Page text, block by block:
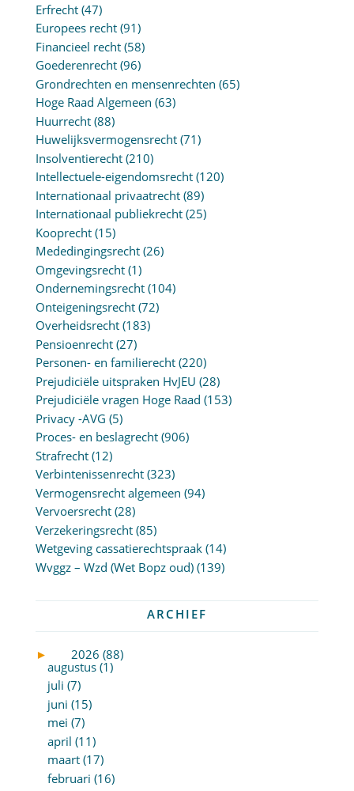
Erfrecht(47)
Europees recht(91)
Financieel recht(58)
Goederenrecht(96)
Grondrechten en mensenrechten (65)
Hoge Raad Algemeen (63)
Huurrecht(88)
Huwelijksvermogensrecht(71)
Insolventierecht(210)
Intellectuele-eigendomsrecht(120)
Internationaal privaatrecht(89)
Internationaal publiekrecht(25)
Kooprecht(15)
Mededingingsrecht(26)
Omgevingsrecht(1)
Ondernemingsrecht(104)
Onteigeningsrecht(72)
Overheidsrecht(183)
Pensioenrecht(27)
Personen- en familierecht(220)
Prejudiciële uitspraken HvJEU (28)
Prejudiciële vragen Hoge Raad (153)
Privacy -AVG (5)
Proces- en beslagrecht(906)
Strafrecht(12)
Verbintenissenrecht(323)
Vermogensrecht algemeen (94)
Vervoersrecht(28)
Verzekeringsrecht(85)
Wetgeving cassatierechtspraak(14)
Wvggz – Wzd (Wet Bopz oud)(139)
ARCHIEF
►
2026 (88)
augustus (1)
juli (7)
juni (15)
mei (7)
april (11)
maart (17)
februari (16)